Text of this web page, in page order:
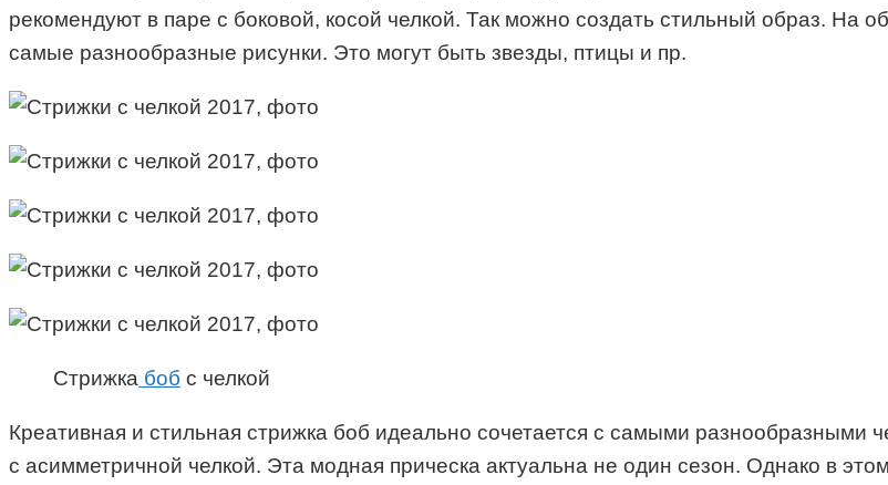
рекомендуют в паре с боковой, косой челкой. Так можно создать стильный образ. На
самые разнообразные рисунки. Это могут быть звезды, птицы и пр.
Стрижка боб с челкой
Креативная и стильная стрижка боб идеально сочетается с самыми разнообразными
с асимметричной челкой. Эта модная прическа актуальна не один сезон. Однако в